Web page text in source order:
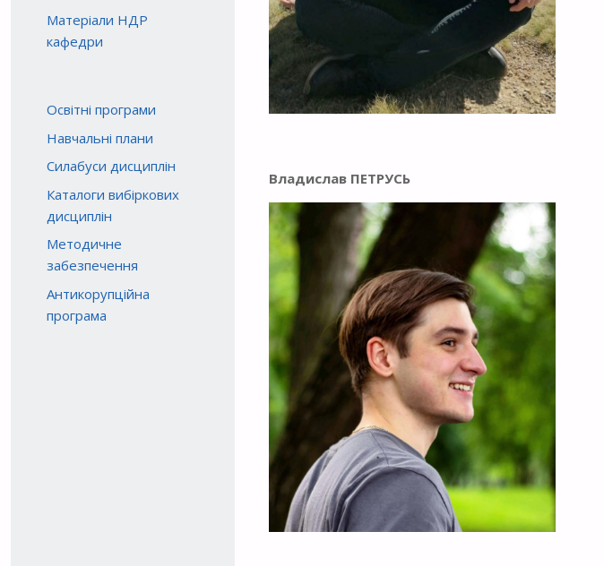
Владислав ПЕТРУСЬ
Матеріали НДР
кафедри
Освітні програми
Навчальні плани
Силабуси дисциплін
Каталоги вибіркових
дисциплін
Методичне
забезпечення
Антикорупційна
програма